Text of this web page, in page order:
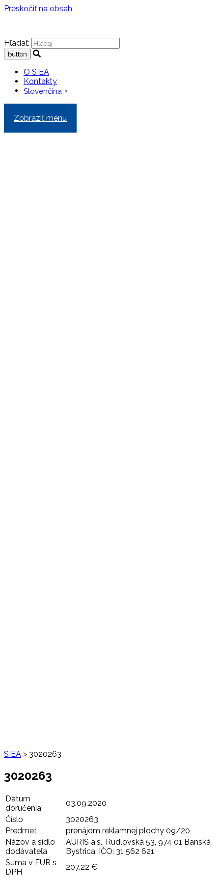
Preskočiť na obsah
Hľadať:
O SIEA
Kontakty
Slovenčina ▼
Zobraziť menu
SIEA > 3020263
3020263
Dátum
doručenia
03.09.2020
Číslo
3020263
Predmet
prenájom reklamnej plochy 09/20
Názov a sídlo
dodávateľa
AURIS a.s., Rudlovská 53, 974 01 Banská
Bystrica, IČO: 31 562 621
Suma v EUR s
DPH
207,22 €